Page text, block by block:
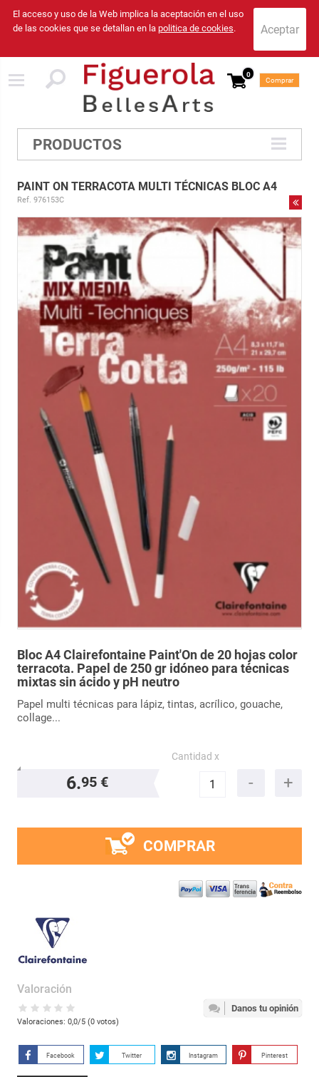
El acceso y uso de la Web implica la aceptación en el uso
de las cookies que se detallan en la politica de cookies.
0
Comprar
PRODUCTOS
PAINT ON TERRACOTA MULTI TÉCNICAS BLOC A4
Ref. 976153C
Bloc A4 Clairefontaine Paint'On de 20 hojas color
terracota. Papel de 250 gr idóneo para técnicas
mixtas sin ácido y pH neutro
Papel multi técnicas para lápiz, tintas, acrílico, gouache,
collage...
6.95 €
Cantidad x
COMPRAR
Danos tu opinión
Valoración
Valoraciones: 0,0/5 (0votos)
Facebook Twitter Instagram Pinterest